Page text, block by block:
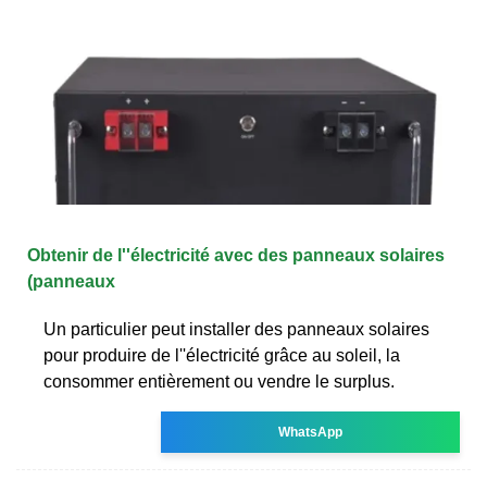
Obtenir de l''électricité avec des panneaux solaires
(panneaux
Un particulier peut installer des panneaux solaires
pour produire de l''électricité grâce au soleil, la
consommer entièrement ou vendre le surplus.
WhatsApp